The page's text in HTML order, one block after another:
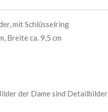
mit Schlüsselring
Breite ca. 9,5 cm
der Dame sind Detailbilder